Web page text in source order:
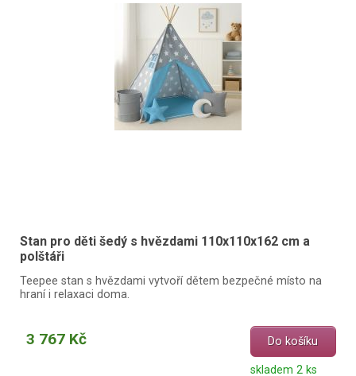
Stan pro děti šedý s hvězdami 110x110x162 cm a
polštáři
Teepee stan s hvězdami vytvoří dětem bezpečné místo na
hraní i relaxaci doma.
3 767 Kč Do košíku
skladem 2 ks